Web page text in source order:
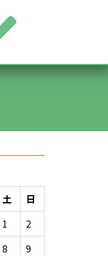
ヶ丘
土
日
1
2
8
9